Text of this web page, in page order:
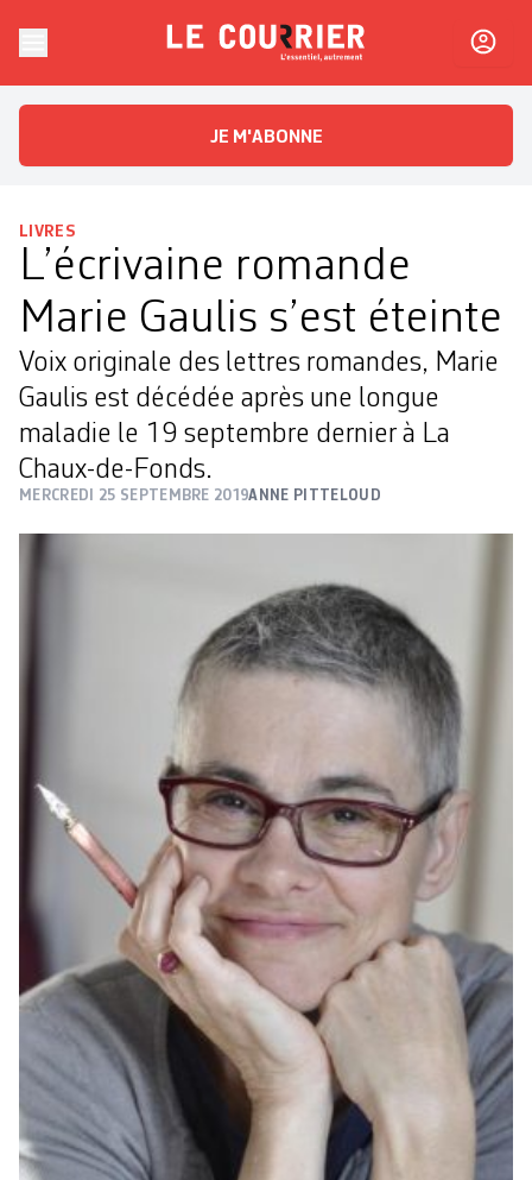
Le CourrierL'essentiel, autrement
JE M'ABONNE
LIVRES
L’écrivaine romande
Marie Gaulis s’est éteinte
Voix originale des lettres romandes, Marie
Gaulis est décédée après une longue
maladie le 19 septembre dernier à La
Chaux-de-Fonds.
MERCREDI 25 SEPTEMBRE 2019ANNE PITTELOUD